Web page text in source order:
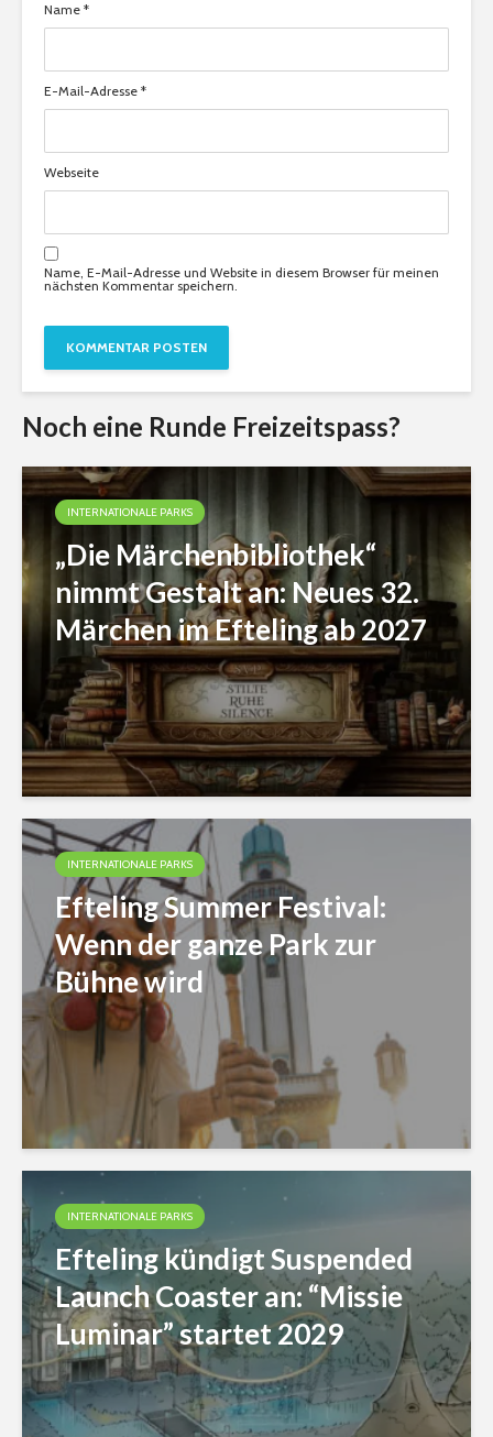
Name *
E-Mail-Adresse *
Webseite
Name, E-Mail-Adresse und Website in diesem Browser für meinen
nächsten Kommentar speichern.
Noch eine Runde Freizeitspass?
INTERNATIONALE PARKS
„Die Märchenbibliothek“
nimmt Gestalt an: Neues 32.
Märchen im Efteling ab 2027
INTERNATIONALE PARKS
Efteling Summer Festival:
Wenn der ganze Park zur
Bühne wird
INTERNATIONALE PARKS
Efteling kündigt Suspended
Launch Coaster an: “Missie
Luminar” startet 2029